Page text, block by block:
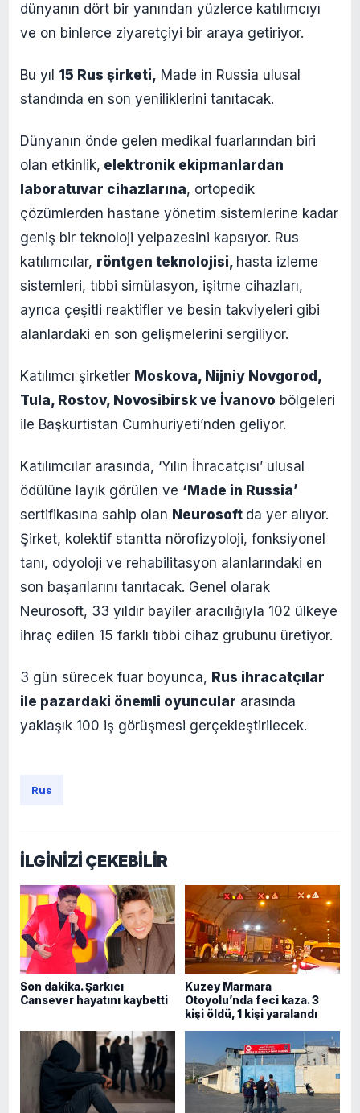
dünyanın dört bir yanından yüzlerce katılımcıyı
ve on binlerce ziyaretçiyi bir araya getiriyor.
Bu yıl 15 Rus şirketi, Made in Russia ulusal
standında en son yeniliklerini tanıtacak.
Dünyanın önde gelen medikal fuarlarından biri
olan etkinlik, elektronik ekipmanlardan
laboratuvar cihazlarına, ortopedik
çözümlerden hastane yönetim sistemlerine kadar
geniş bir teknoloji yelpazesini kapsıyor. Rus
katılımcılar, röntgen teknolojisi, hasta izleme
sistemleri, tıbbi simülasyon, işitme cihazları,
ayrıca çeşitli reaktifler ve besin takviyeleri gibi
alanlardaki en son gelişmelerini sergiliyor.
Katılımcı şirketler Moskova, Nijniy Novgorod,
Tula, Rostov, Novosibirsk ve İvanovo bölgeleri
ile Başkurtistan Cumhuriyeti’nden geliyor.
Katılımcılar arasında, ‘Yılın İhracatçısı’ ulusal
ödülüne layık görülen ve ‘Made in Russia’
sertifikasına sahip olan Neurosoft da yer alıyor.
Şirket, kolektif stantta nörofizyoloji, fonksiyonel
tanı, odyoloji ve rehabilitasyon alanlarındaki en
son başarılarını tanıtacak. Genel olarak
Neurosoft, 33 yıldır bayiler aracılığıyla 102 ülkeye
ihraç edilen 15 farklı tıbbi cihaz grubunu üretiyor.
3 gün sürecek fuar boyunca, Rus ihracatçılar
ile pazardaki önemli oyuncular arasında
yaklaşık 100 iş görüşmesi gerçekleştirilecek.
Rus
İLGİNİZİ ÇEKEBİLİR
Son dakika. Şarkıcı
Cansever hayatını kaybetti
Kuzey Marmara
Otoyolu’nda feci kaza. 3
kişi öldü, 1 kişi yaralandı